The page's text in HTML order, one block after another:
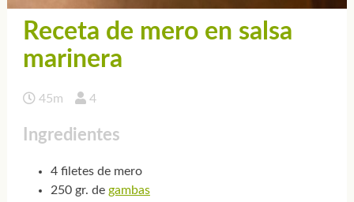
Receta de mero en salsa
marinera
45m 4
Ingredientes
4 filetes de mero
250 gr. de gambas